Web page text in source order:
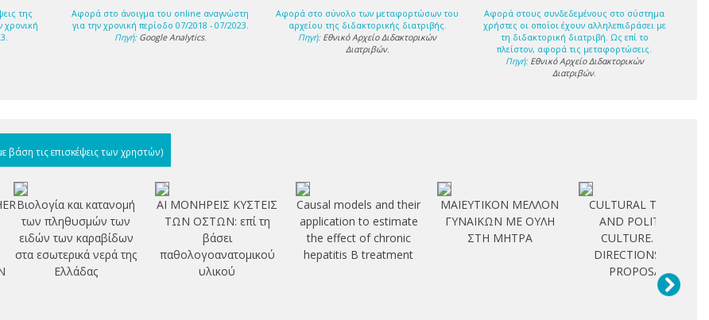
της
χρονική
Αφορά στο άνοιγμα του online αναγνώστη
για την χρονική περίοδο 07/2018 - 07/2023.
Πηγή: Google Analytics.
Αφορά στο σύνολο των μεταφορτώσων του
αρχείου της διδακτορικής διατριβής.
Πηγή: Εθνικό Αρχείο Διδακτορικών
Διατριβών.
Αφορά στους συνδεδεμένους στο σύστημα
χρήστες οι οποίοι έχουν αλληλεπιδράσει με
τη διδακτορική διατριβή. Ως επί το
πλείστον, αφορά τις μεταφορτώσεις.
Πηγή: Εθνικό Αρχείο Διδακτορικών
Διατριβών.
βάση τις επισκέψεις των χρηστών)
Βιολογία και κατανομή
των πληθυσμών των
ειδών των καραβίδων
στα εσωτερικά νερά της
Ελλάδας
ΑΙ ΜΟΝΗΡΕΙΣ ΚΥΣΤΕΙΣ
ΤΩΝ ΟΣΤΩΝ: επί τη
βάσει
παθολογοανατομικού
υλικού
Causal models and their
application to estimate
the effect of chronic
hepatitis B treatment
ΜΑΙΕΥΤΙΚΟΝ ΜΕΛΛΟΝ
ΓΥΝΑΙΚΩΝ ΜΕ ΟΥΛΗ
ΣΤΗ ΜΗΤΡΑ
CULTURAL THEORY
AND POLITICAL
CULTURE. NEW
DIRECTIONS AND
PROPOSALS